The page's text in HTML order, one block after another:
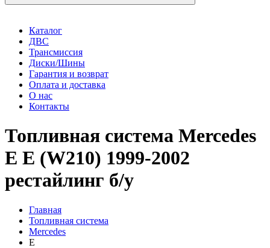
Каталог
ДВС
Трансмиссия
Диски/Шины
Гарантия и возврат
Оплата и доставка
О нас
Контакты
Топливная система Mercedes
E E (W210) 1999-2002
рестайлинг б/у
Главная
Топливная система
Mercedes
E